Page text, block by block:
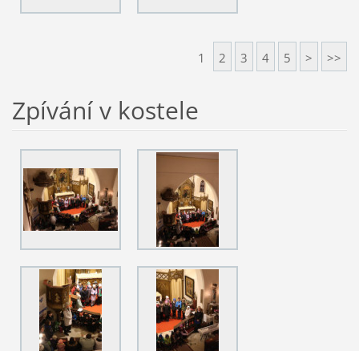
1 2 3 4 5 > >>
Zpívání v kostele